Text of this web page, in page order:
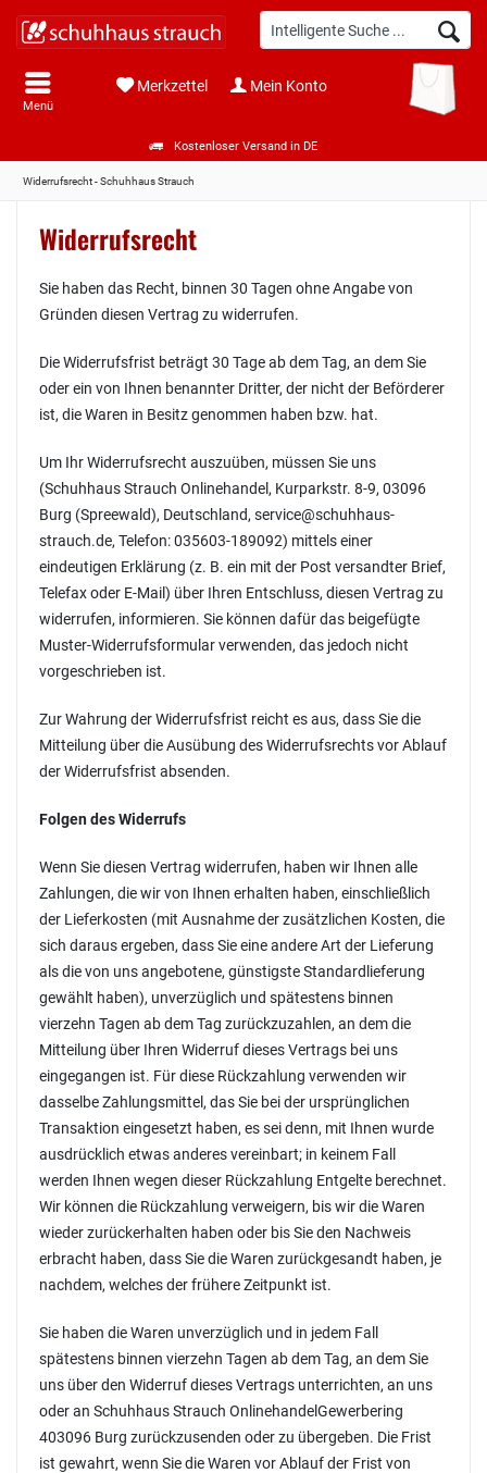
Kostenloser Versand in DE
Menü
Merkzettel Mein Konto
Widerrufsrecht - Schuhhaus Strauch
Widerrufsrecht
Sie haben das Recht, binnen 30 Tagen ohne Angabe von
Gründen diesen Vertrag zu widerrufen.
Die Widerrufsfrist beträgt 30 Tage ab dem Tag, an dem Sie
oder ein von Ihnen benannter Dritter, der nicht der Beförderer
ist, die Waren in Besitz genommen haben bzw. hat.
Um Ihr Widerrufsrecht auszuüben, müssen Sie uns
(Schuhhaus Strauch Onlinehandel, Kurparkstr. 8-9, 03096
Burg (Spreewald), Deutschland, service@schuhhaus-
strauch.de, Telefon: 035603-189092) mittels einer
eindeutigen Erklärung (z. B. ein mit der Post versandter Brief,
Telefax oder E-Mail) über Ihren Entschluss, diesen Vertrag zu
widerrufen, informieren. Sie können dafür das beigefügte
Muster-Widerrufsformular verwenden, das jedoch nicht
vorgeschrieben ist.
Zur Wahrung der Widerrufsfrist reicht es aus, dass Sie die
Mitteilung über die Ausübung des Widerrufsrechts vor Ablauf
der Widerrufsfrist absenden.
Folgen des Widerrufs
Wenn Sie diesen Vertrag widerrufen, haben wir Ihnen alle
Zahlungen, die wir von Ihnen erhalten haben, einschließlich
der Lieferkosten (mit Ausnahme der zusätzlichen Kosten, die
sich daraus ergeben, dass Sie eine andere Art der Lieferung
als die von uns angebotene, günstigste Standardlieferung
gewählt haben), unverzüglich und spätestens binnen
vierzehn Tagen ab dem Tag zurückzuzahlen, an dem die
Mitteilung über Ihren Widerruf dieses Vertrags bei uns
eingegangen ist. Für diese Rückzahlung verwenden wir
dasselbe Zahlungsmittel, das Sie bei der ursprünglichen
Transaktion eingesetzt haben, es sei denn, mit Ihnen wurde
ausdrücklich etwas anderes vereinbart; in keinem Fall
werden Ihnen wegen dieser Rückzahlung Entgelte berechnet.
Wir können die Rückzahlung verweigern, bis wir die Waren
wieder zurückerhalten haben oder bis Sie den Nachweis
erbracht haben, dass Sie die Waren zurückgesandt haben, je
nachdem, welches der frühere Zeitpunkt ist.
Sie haben die Waren unverzüglich und in jedem Fall
spätestens binnen vierzehn Tagen ab dem Tag, an dem Sie
uns über den Widerruf dieses Vertrags unterrichten, an uns
oder an Schuhhaus Strauch OnlinehandelGewerbering
403096 Burg zurückzusenden oder zu übergeben. Die Frist
ist gewahrt, wenn Sie die Waren vor Ablauf der Frist von